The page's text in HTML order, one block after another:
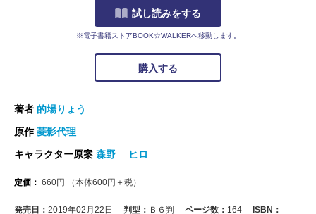
試し読みをする
※電子書籍ストアBOOK☆WALKERへ移動します。
購入する
著者 的場りょう
原作菱影代理
キャラクター原案 森野 ヒロ
定価： 660円 （本体600円＋税）
発売日： 2019年02月22日 判型： Ｂ６判 ページ数： 164
ISBN：